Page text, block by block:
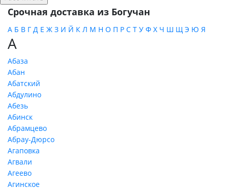
Срочная доставка из Богучан
А Б В Г Д Е Ж З И Й К Л М Н О П Р С Т У Ф Х Ч Ш Щ Э Ю Я
А
Абаза
Абан
Абатский
Абдулино
Абезь
Абинск
Абрамцево
Абрау-Дюрсо
Агаповка
Агвали
Агеево
Агинское